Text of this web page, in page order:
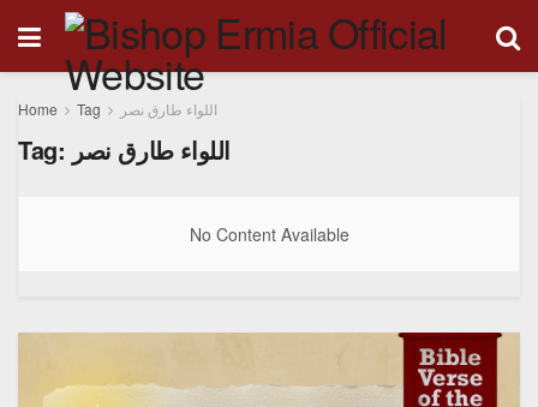
Home Tag اللواء طارق نصر
Tag: اللواء طارق نصر
No Content Available